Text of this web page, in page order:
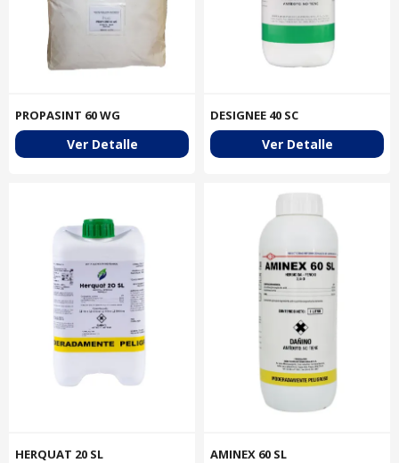
PROPASINT 60 WG
Ver Detalle
DESIGNEE 40 SC
Ver Detalle
HERQUAT 20 SL AMINEX 60 SL